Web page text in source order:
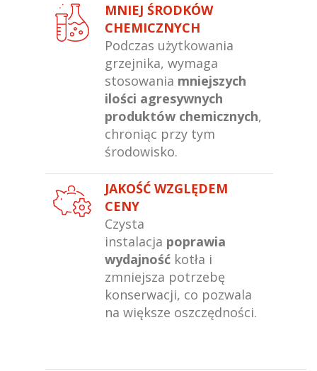
MNIEJ ŚRODKÓW
CHEMICZNYCH
Podczas użytkowania
grzejnika, wymaga
stosowania mniejszych
ilości agresywnych
produktów chemicznych,
chroniąc przy tym
środowisko.
JAKOŚĆ WZGLĘDEM
CENY
Czysta
instalacja poprawia
wydajność kotła i
zmniejsza potrzebę
konserwacji, co pozwala
na większe oszczędności.